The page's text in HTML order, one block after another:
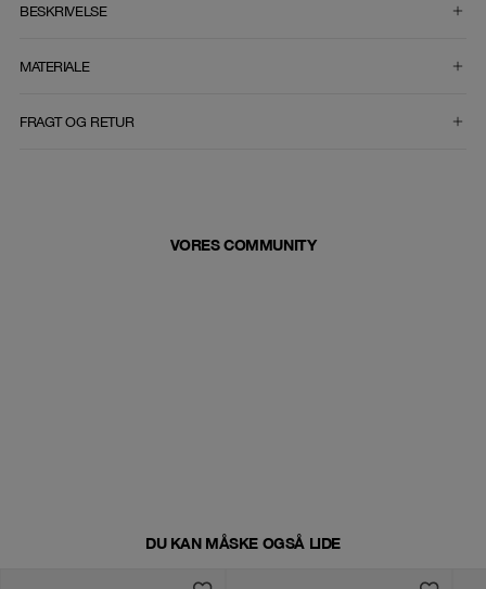
BESKRIVELSE
MATERIALE
FRAGT OG RETUR
VORES COMMUNITY
DU KAN MÅSKE OGSÅ LIDE